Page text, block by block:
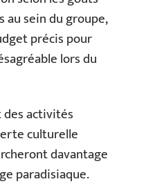
au sein du groupe,
précis pour
lors du
activités
culturelle
davantage
paradisiaque.